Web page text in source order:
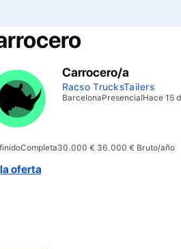
Carrocero/a
Racso TrucksTailers
BarcelonaPresencialHace 15 d
Completa30.000 € 36.000 € Bruto/año
oferta